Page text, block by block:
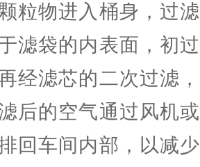
粒物进入桶身，过
滤袋的内表面，初
经滤芯的二次过滤
后的空气通过风机
回车间内部，以减